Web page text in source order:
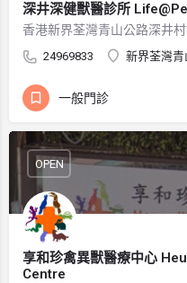
深井深健獸醫診所
香港新界荃灣青山公路深井
24969833 新界荃灣
一般門診
享和珍禽異獸醫療中心
Centre
OPEN